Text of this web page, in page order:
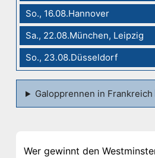
So., 16.08.Hannover
Sa., 22.08.München, Leipzig
So., 23.08.Düsseldorf
Galopprennen in Frankreich
Wer gewinnt den